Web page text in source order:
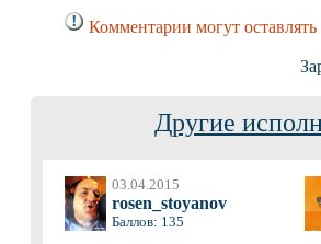
Комментарии могут
Другие
03.04.2015
rosen_stoyanov
Баллов: 135